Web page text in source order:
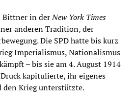
Bittner in derNew York Times
anderen Tradition, der
Die SPD hatte bis kurz
Imperialismus, Nationalismus
– bis sie am 4. August 1914
kapitulierte, ihr eigenes
den Krieg unterstützte.